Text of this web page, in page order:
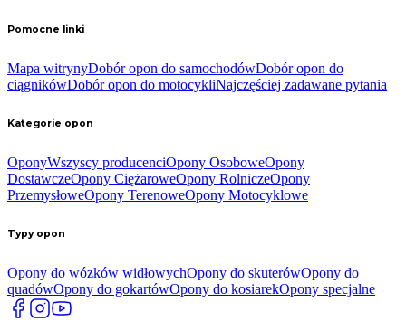
Pomocne linki
Mapa witrynyDobór opon do samochodówDobór opon do
ciągnikówDobór opon do motocykliNajczęściej zadawane pytania
Kategorie opon
OponyWszyscy producenciOpony OsoboweOpony
DostawczeOpony CiężaroweOpony RolniczeOpony
PrzemysłoweOpony TerenoweOpony Motocyklowe
Typy opon
Opony do wózków widłowychOpony do skuterówOpony do
quadówOpony do gokartówOpony do kosiarekOpony specjalne